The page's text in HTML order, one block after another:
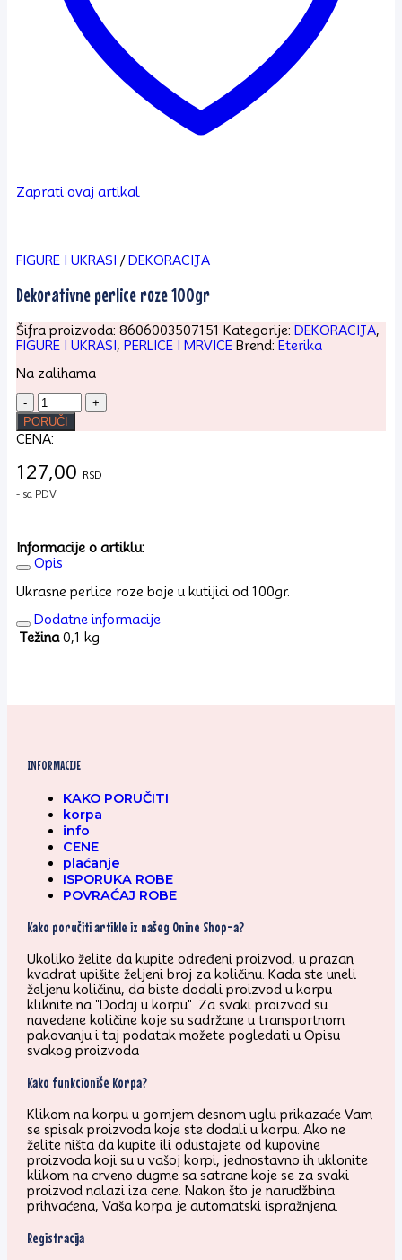
Zaprati ovaj artikal
FIGURE I UKRASI / DEKORACIJA
Dekorativne perlice roze 100gr
Šifra proizvoda: 8606003507151 Kategorije: DEKORACIJA,
FIGURE I UKRASI, PERLICE I MRVICE Brend: Eterika
Na zalihama
Dekorativne
perlice
roze
100gr
PORUČI
CENA:
127,00 RSD
- sa PDV
Informacije o artiklu:
Opis
Ukrasne perlice roze boje u kutijici od 100gr.
Dodatne informacije
Težina 0,1 kg
INFORMACIJE
KAKO PORUČITI
korpa
info
CENE
plaćanje
ISPORUKA ROBE
POVRAĆAJ ROBE
Kako poručiti artikle iz našeg Onine Shop-a?
Ukoliko želite da kupite određeni proizvod, u prazan
kvadrat upišite željeni broj za količinu. Kada ste uneli
željenu količinu, da biste dodali proizvod u korpu
kliknite na "Dodaj u korpu". Za svaki proizvod su
navedene količine koje su sadržane u transportnom
pakovanju i taj podatak možete pogledati u Opisu
svakog proizvoda
Kako funkcioniše Korpa?
Klikom na korpu u gornjem desnom uglu prikazaće Vam
se spisak proizvoda koje ste dodali u korpu. Ako ne
želite ništa da kupite ili odustajete od kupovine
proizvoda koji su u vašoj korpi, jednostavno ih uklonite
klikom na crveno dugme sa satrane koje se za svaki
proizvod nalazi iza cene. Nakon što je narudžbina
prihvaćena, Vaša korpa je automatski ispražnjena.
Registracija